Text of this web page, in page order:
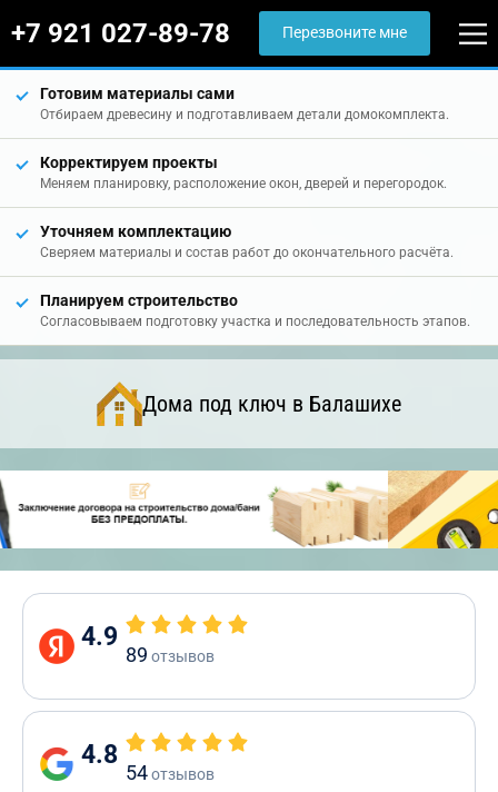
+7 921 027-89-78 Перезвоните мне
Готовим материалы сами
Отбираем древесину и подготавливаем детали домокомплекта.
Корректируем проекты
Меняем планировку, расположение окон, дверей и перегородок.
Уточняем комплектацию
Сверяем материалы и состав работ до окончательного расчёта.
Планируем строительство
Согласовываем подготовку участка и последовательность этапов.
Дома под ключ в Балашихе
4.9
89 отзывов
4.8
54отзывов